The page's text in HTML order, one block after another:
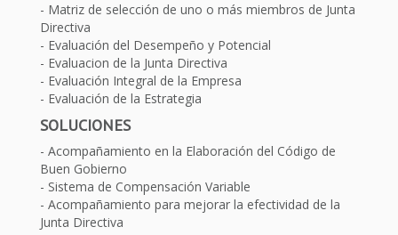
Matriz de selección de uno o más miembros de Junta
Directiva
Evaluación del Desempeño y Potencial
Evaluacion de la Junta Directiva
Evaluación Integral de la Empresa
Evaluación de la Estrategia
SOLUCIONES
Acompañamiento en la Elaboración del Código de
Buen Gobierno
Sistema de Compensación Variable
Acompañamiento para mejorar la efectividad de la
Junta Directiva